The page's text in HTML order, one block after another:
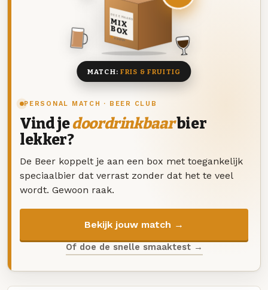
PERSONAL MATCH · BEER CLUB
Vind jedoordrinkbaarbier
lekker?
De Beer koppelt je aan een box met toegankelijk
speciaalbier dat verrast zonder dat het te veel
wordt. Gewoon raak.
Bekijk jouw match →
Of doe de snelle smaaktest →
DEZE MAAND
MIX
BOX
8 BIEREN
MATCH: FRIS & FRUITIG